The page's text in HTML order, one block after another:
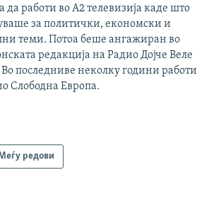
да работи во А2 телевизија каде што
за политички, економски и
теми. Потоа беше ангажиран во
редакција на Радио Дојче Веле
последниве неколку години работи
Слободна Европа.
редови